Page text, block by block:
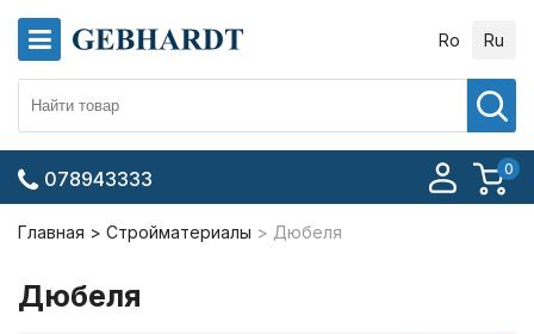
Ro Ru
0
078943333
Главная Стройматериалы Дюбеля
Дюбеля